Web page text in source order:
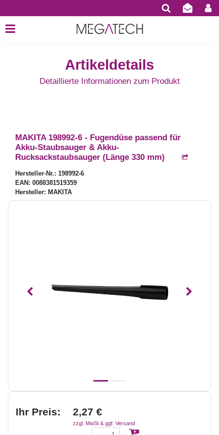
Artikeldetails
Detaillierte Informationen zum Produkt
MAKITA 198992-6 - Fugendüse passend für
Akku-Staubsauger & Akku-
Rucksackstaubsauger (Länge 330 mm)
Hersteller-Nr.: 198992-6
EAN: 0088381519359
Hersteller: MAKITA
Vorheriges
Ihr Preis: 2,27 €
zzgl. MwSt & ggf. Versand